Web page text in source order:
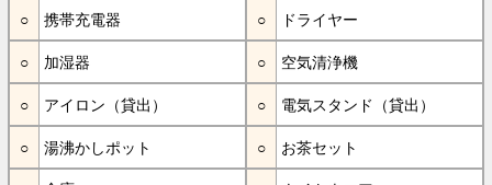
携帯充電器 ドライヤー
加湿器 空気清浄機
アイロン（貸出） 電気スタンド（貸出）
湯沸かしポット お茶セット